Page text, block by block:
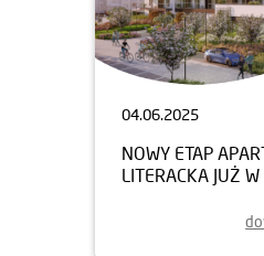
04.06.2025
NOWY ETAP
LITERACKA JUŻ